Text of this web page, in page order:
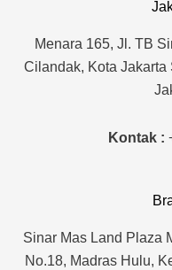
Menara 165, Jl. TB
Cilandak, Kota Jakarta
Kontak :
Sinar Mas Land Plaza
No.18, Madras Hulu,